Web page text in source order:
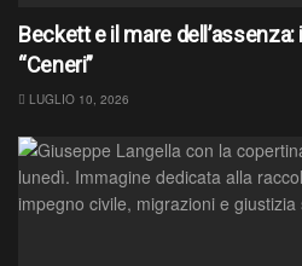
Beckett e il mare
“Ceneri”
LUGLIO 10, 2026